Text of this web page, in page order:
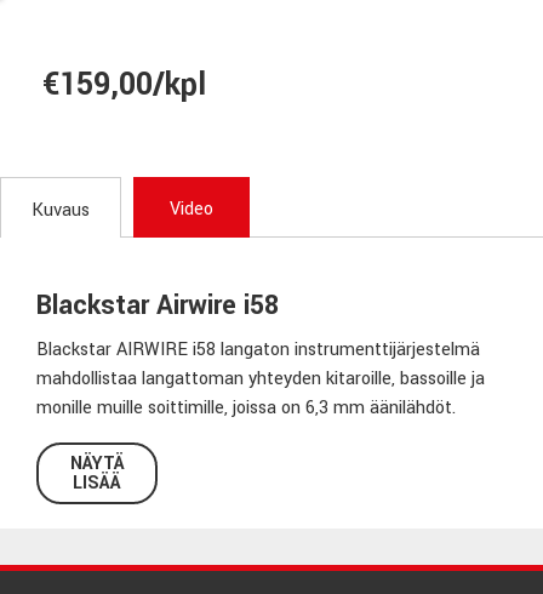
€159,00/kpl
Kuvaus Video
Blackstar Airwire i58
Blackstar AIRWIRE i58 langaton instrumenttijärjestelmä
mahdollistaa langattoman yhteyden kitaroille, bassoille ja
monille muille soittimille, joissa on 6,3 mm äänilähdöt.
Järjestelmä toimii 5,8 GHz:n alueella, joka on vähemmän
täynnä taajuusaluetta, johon lähellä olevat Wi-Fi-signaalit
parhaan mahdollisen signaalin ja vasteen lavalla ilman
NÄYTÄ
LISÄÄ